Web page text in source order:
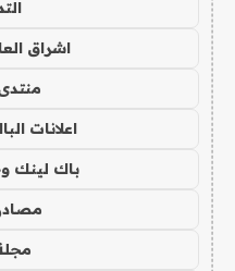
اشراق
اعلانات
باك